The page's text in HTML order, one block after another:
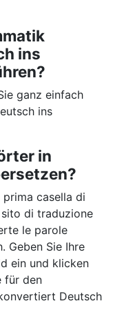
ins
ganz einfach
ins
in
casella di
di traduzione
le parole
Geben Sie Ihre
ein und klicken
für den
Deutsch